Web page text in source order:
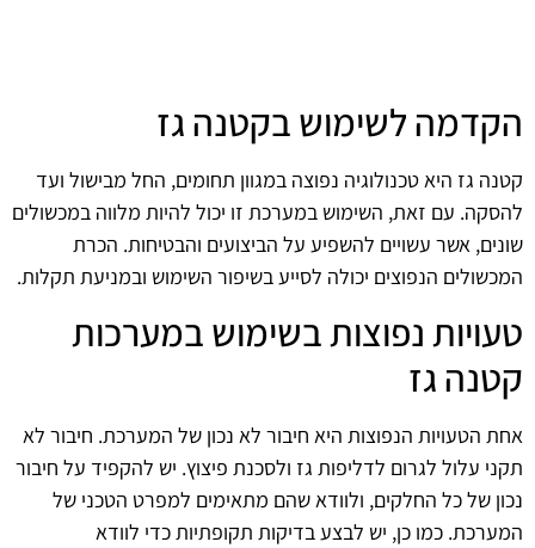
הקדמה לשימוש בקטנה גז
קטנה גז היא טכנולוגיה נפוצה במגוון תחומים, החל מבישול ועד
להסקה. עם זאת, השימוש במערכת זו יכול להיות מלווה במכשולים
שונים, אשר עשויים להשפיע על הביצועים והבטיחות. הכרת
המכשולים הנפוצים יכולה לסייע בשיפור השימוש ובמניעת תקלות.
טעויות נפוצות בשימוש במערכות
קטנה גז
אחת הטעויות הנפוצות היא חיבור לא נכון של המערכת. חיבור לא
תקני עלול לגרום לדליפות גז ולסכנת פיצוץ. יש להקפיד על חיבור
נכון של כל החלקים, ולוודא שהם מתאימים למפרט הטכני של
המערכת. כמו כן, יש לבצע בדיקות תקופתיות כדי לוודא